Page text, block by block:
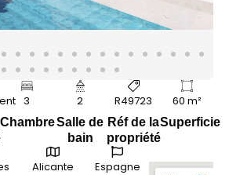
3
Chambre
2
Salle de
bain
R49723
Réf de la
propriété
60 m²
Superficie
Alicante Espagne